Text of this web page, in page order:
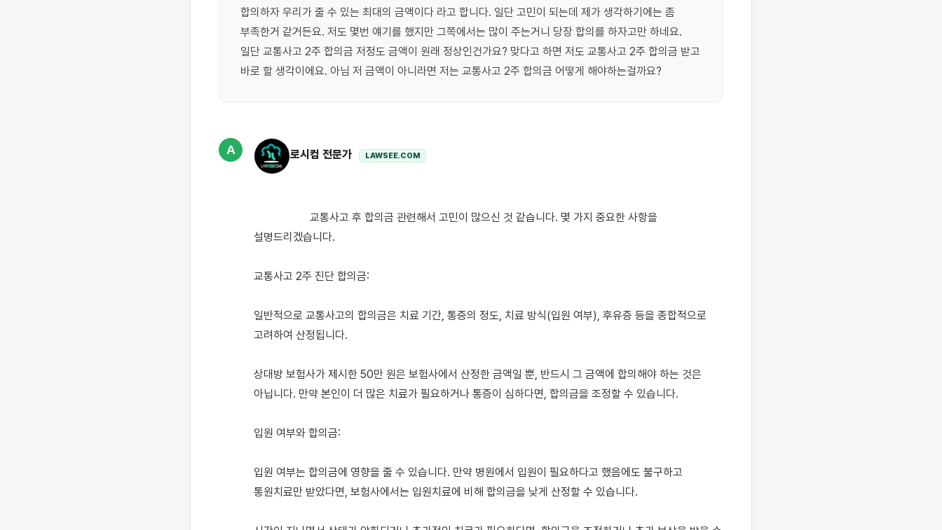
합의하자 우리가 줄 수 있는 최대의 금액이다 라고 합니다. 일단 고민이 되는데 제가 생각하기에는 좀
부족한거 같거든요. 저도 몇번 얘기를 했지만 그쪽에서는 많이 주는거니 당장 합의를 하자고만 하네요.
일단 교통사고 2주 합의금 저정도 금액이 원래 정상인건가요? 맞다고 하면 저도 교통사고 2주 합의금 받고
바로 할 생각이에요. 아님 저 금액이 아니라면 저는 교통사고 2주 합의금 어떻게 해야하는걸까요?
A 로시컴 전문가 LAWSEE.COM
설명드리겠습니다.
교통사고 2주 진단 합의금:
일반적으로 교통사고의 합의금은 치료 기간, 통증의 정도, 치료 방식(입원 여부), 후유증 등을 종합적으로
고려하여 산정됩니다.
상대방 보험사가 제시한 50만 원은 보험사에서 산정한 금액일 뿐, 반드시 그 금액에 합의해야 하는 것은
아닙니다. 만약 본인이 더 많은 치료가 필요하거나 통증이 심하다면, 합의금을 조정할 수 있습니다.
입원 여부와 합의금:
입원 여부는 합의금에 영향을 줄 수 있습니다. 만약 병원에서 입원이 필요하다고 했음에도 불구하고
통원치료만 받았다면, 보험사에서는 입원치료에 비해 합의금을 낮게 산정할 수 있습니다.